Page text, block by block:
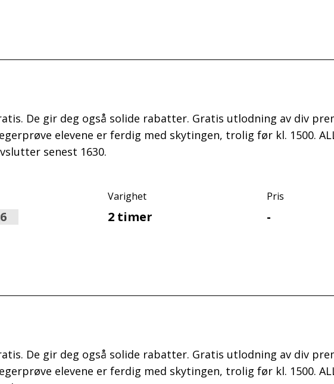
De gir deg også solide rabatter. Gratis utlodning av div
elevene er ferdig med skytingen, trolig før kl. 1500.
senest 1630.
Varighet
2 timer
Pris
-
De gir deg også solide rabatter. Gratis utlodning av div
elevene er ferdig med skytingen, trolig før kl. 1500.